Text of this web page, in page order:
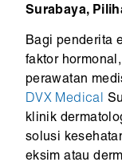
Surabaya,
Bagi penderita
faktor
perawatan
DVX Medical
klinik
solusi
eksim atau